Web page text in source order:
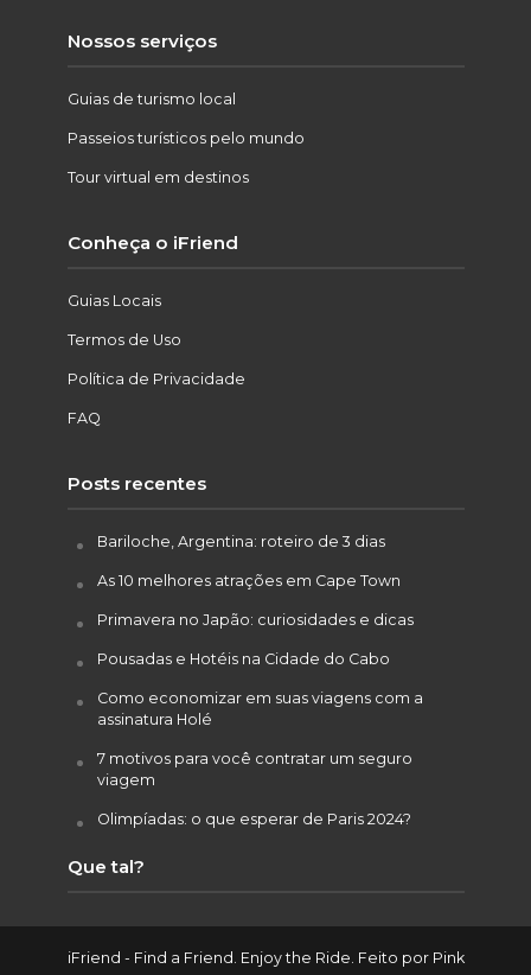
Nossos serviços
Guias de turismo local
Passeios turísticos pelo mundo
Tour virtual em destinos
Conheça o iFriend
Guias Locais
Termos de Uso
Política de Privacidade
FAQ
Posts recentes
Bariloche, Argentina: roteiro de 3 dias
As 10 melhores atrações em Cape Town
Primavera no Japão: curiosidades e dicas
Pousadas e Hotéis na Cidade do Cabo
Como economizar em suas viagens com a
assinatura Holé
7 motivos para você contratar um seguro
viagem
Olimpíadas: o que esperar de Paris 2024?
Que tal?
iFriend - Find a Friend. Enjoy the Ride. Feito por Pink